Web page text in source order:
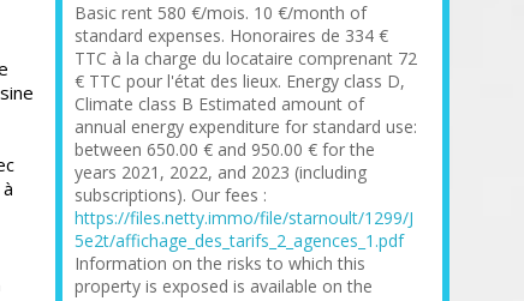
Basic rent 580 €/mois. 10 €/month of
standard expenses. Honoraires de 334 €
TTC à la charge du locataire comprenant 72
€ TTC pour l'état des lieux. Energy class D,
Climate class B Estimated amount of
annual energy expenditure for standard use:
between 650.00 € and 950.00 € for the
years 2021, 2022, and 2023 (including
subscriptions). Our fees :
https://files.netty.immo/file/starnoult/1299/J
5e2t/affichage_des_tarifs_2_agences_1.pdf
Information on the risks to which this
property is exposed is available on the